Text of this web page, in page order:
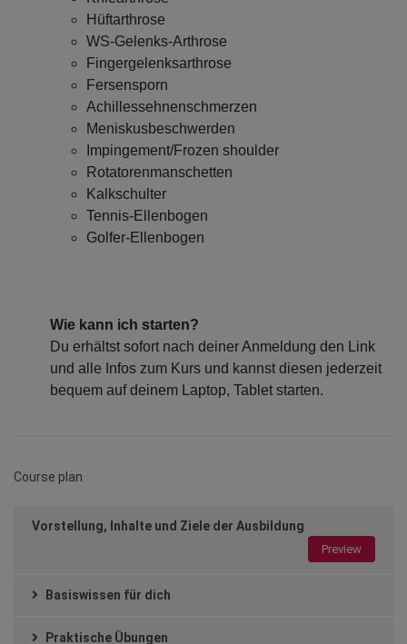
Hüftarthrose
WS-Gelenks-Arthrose
Fingergelenksarthrose
Fersensporn
Achillessehnenschmerzen
Meniskusbeschwerden
Impingement/Frozen shoulder
Rotatorenmanschetten
Kalkschulter
Tennis-Ellenbogen
Golfer-Ellenbogen
Wie kann ich starten?
Du erhältst sofort nach deiner Anmeldung den Link
und alle Infos zum Kurs und kannst diesen jederzeit
bequem auf deinem Laptop, Tablet starten.
Course plan
Vorstellung, Inhalte und Ziele der Ausbildung
Preview
Basiswissen für dich
Praktische Übungen